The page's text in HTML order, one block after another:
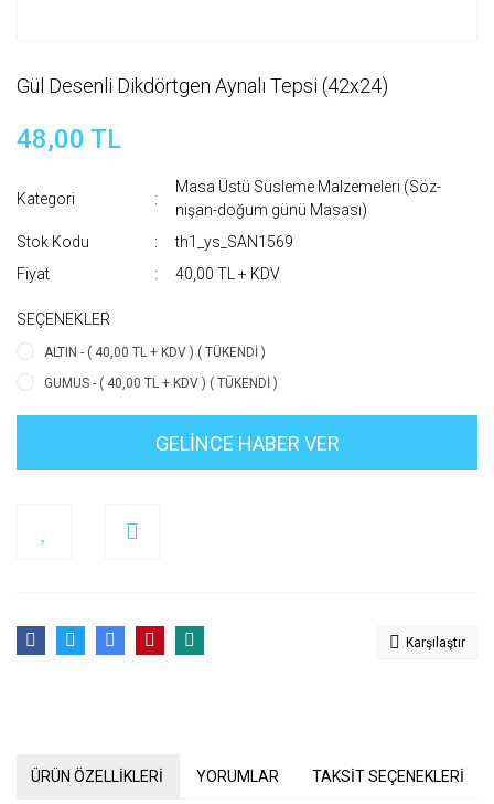
Gül Desenli Dikdörtgen Aynalı Tepsi (42x24)
48,00 TL
Kategori
Masa Üstü Süsleme Malzemeleri (Söz-
nişan-doğum günü Masası)
Stok Kodu
th1_ys_SAN1569
Fiyat
40,00 TL + KDV
SEÇENEKLER
ALTIN - ( 40,00 TL + KDV ) ( TÜKENDİ )
GUMUS - ( 40,00 TL + KDV ) ( TÜKENDİ )
GELİNCE HABER VER
Karşılaştır
ÜRÜN ÖZELLİKLERİ YORUMLAR TAKSİT SEÇENEKLERİ